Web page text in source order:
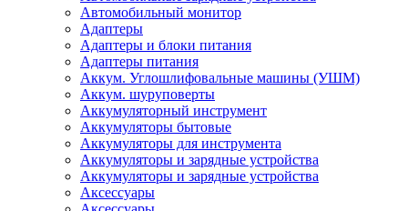
Автомобильный монитор
Адаптеры
Адаптеры и блоки питания
Адаптеры питания
Аккум. Углошлифовальные машины (УШМ)
Аккум. шуруповерты
Аккумуляторный инструмент
Аккумуляторы бытовые
Аккумуляторы для инструмента
Аккумуляторы и зарядные устройства
Аккумуляторы и зарядные устройства
Аксессуары